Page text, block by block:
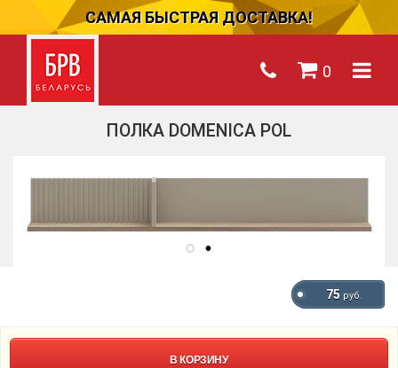
САМАЯ БЫСТРАЯ ДОСТАВКА!
0
ПОЛКА DOMENICA POL
75 руб.
В КОРЗИНУ